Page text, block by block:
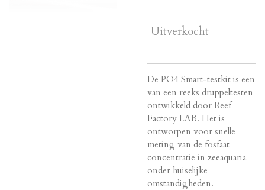
Uitverkocht
De PO4 Smart-testkit is een
van een reeks druppeltesten
ontwikkeld door Reef
Factory LAB. Het is
ontworpen voor snelle
meting van de fosfaat
concentratie in zeeaquaria
onder huiselijke
omstandigheden.